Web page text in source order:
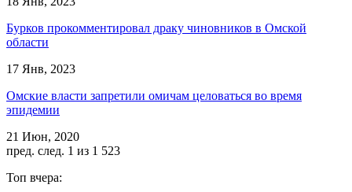
Бурков прокомментировал драку чиновников в Омской
области
17 Янв, 2023
Омские власти запретили омичам целоваться во время
эпидемии
21 Июн, 2020
пред. след. 1 из 1 523
Топ вчера: